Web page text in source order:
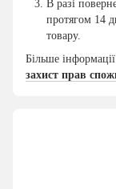
В разі
протягом 14
товару.
Більше
захист прав